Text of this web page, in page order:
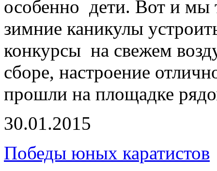
особенно дети. Вот и мы
зимние каникулы
конкурсы на свежем
сборе, настроение
прошли на площадке
30.01.2015
Победы юных каратистов